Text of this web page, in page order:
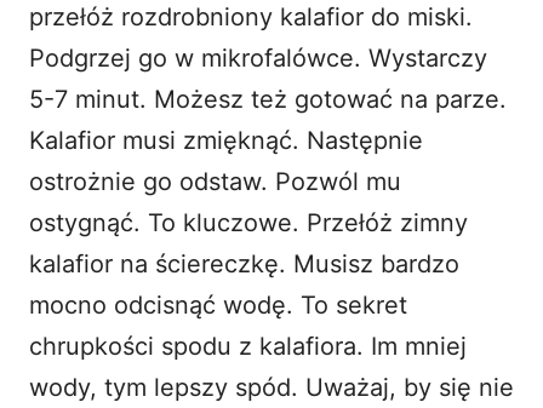
przełóż rozdrobniony kalafior do miski.
Podgrzej go w mikrofalówce. Wystarczy
5-7 minut. Możesz też gotować na parze.
Kalafior musi zmięknąć. Następnie
ostrożnie go odstaw. Pozwól mu
ostygnąć. To kluczowe. Przełóż zimny
kalafior na ściereczkę. Musisz bardzo
mocno odcisnąć wodę. To sekret
chrupkości spodu z kalafiora. Im mniej
wody, tym lepszy spód. Uważaj, by się nie